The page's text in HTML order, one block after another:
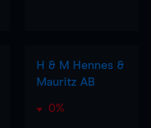
H & M Hennes &
Mauritz AB
0%